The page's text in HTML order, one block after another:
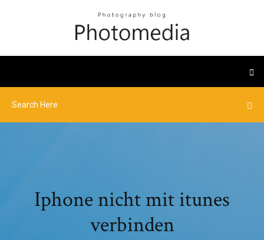
Iphone nicht mit itunes
verbinden